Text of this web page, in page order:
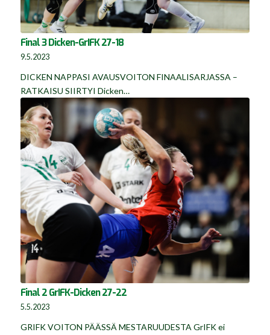
Final 3 Dicken-GrIFK 27-18
9.5.2023
DICKEN NAPPASI AVAUSVOITON FINAALISARJASSA –
RATKAISU SIIRTYI Dicken…
Final 2 GrIFK-Dicken 27-22
5.5.2023
GRIFK VOITON PÄÄSSÄ MESTARUUDESTA GrIFK ei